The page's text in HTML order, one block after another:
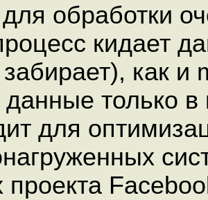
обработки
кидает
забирает), как и
данные только в
для
проекта